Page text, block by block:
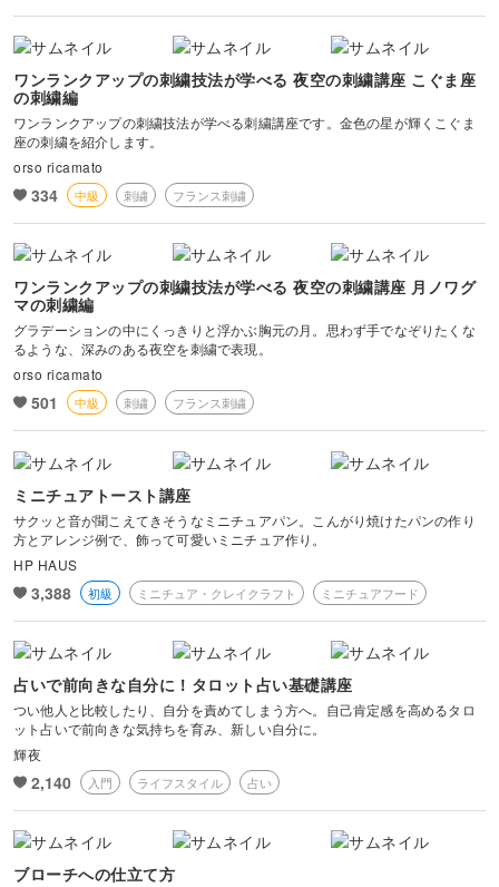
ワンランクアップの刺繍技法が学べる 夜空の刺繍講座 こぐま座
の刺繍編
ワンランクアップの刺繍技法が学べる刺繍講座です。金色の星が輝くこぐま
座の刺繍を紹介します。
orso ricamato
334 中級 刺繍 フランス刺繍
ワンランクアップの刺繍技法が学べる 夜空の刺繍講座 月ノワグ
マの刺繍編
グラデーションの中にくっきりと浮かぶ胸元の月。思わず手でなぞりたくな
るような、深みのある夜空を刺繍で表現。
orso ricamato
501 中級 刺繍 フランス刺繍
ミニチュアトースト講座
サクッと音が聞こえてきそうなミニチュアパン。こんがり焼けたパンの作り
方とアレンジ例で、飾って可愛いミニチュア作り。
HP HAUS
3,388 初級 ミニチュア・クレイクラフト ミニチュアフード
占いで前向きな自分に！タロット占い基礎講座
つい他人と比較したり、自分を責めてしまう方へ。自己肯定感を高めるタロ
ット占いで前向きな気持ちを育み、新しい自分に。
輝夜
2,140 入門 ライフスタイル 占い
ブローチへの仕立て方